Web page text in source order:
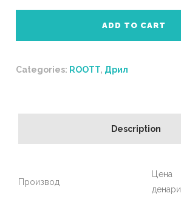
ADD TO CART
Categories: ROOTT, Дрил
Description
Производ
Цена
денари